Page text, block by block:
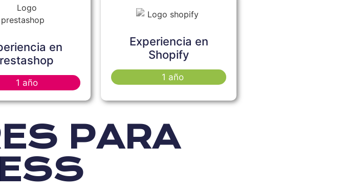
en
1 año
Experiencia en
Shopify
1 año
PARA